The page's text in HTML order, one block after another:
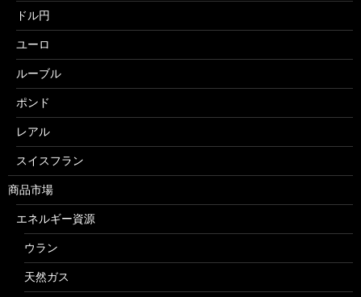
ドル円
ユーロ
ルーブル
ポンド
レアル
スイスフラン
商品市場
エネルギー資源
ウラン
天然ガス